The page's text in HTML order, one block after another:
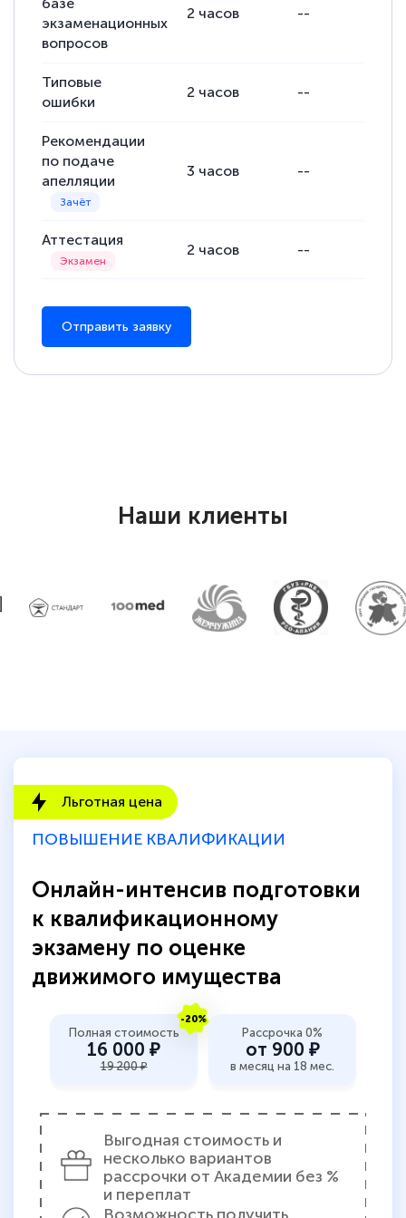
Обучение понравилось: огромное
количество тематической литературы,
прохождения курса, удобная система
аттестации, проблем не возникло ни на
каком этапе…
базе
экзаменационных
вопросов
2 часов --
Типовые
ошибки
2 часов --
Рекомендации
по подаче
апелляции
3 часов --
Аттестация
2 часов --
Отправить заявку
Наши клиенты
Льготная цена
ПОВЫШЕНИЕ КВАЛИФИКАЦИИ
Онлайн-интенсив подготовки
к квалификационному
экзамену по оценке
движимого имущества
-20%
Полная стоимость
16 000 ₽
19 200 ₽
Рассрочка 0%
от 900 ₽
в месяц на 18 мес.
Выгодная стоимость и
несколько вариантов
рассрочки от Академии без %
и переплат